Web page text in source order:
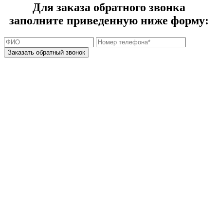
Для заказа обратного звонка
заполните приведенную ниже форму: